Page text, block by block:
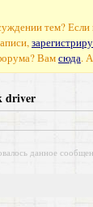
тем?
Вамсюда.
driver
данное